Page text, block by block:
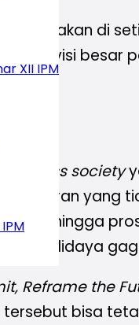
XII IPM
diadakan di
visi besar
society
yang
sehingga
budidaya
Reframe the
bisa